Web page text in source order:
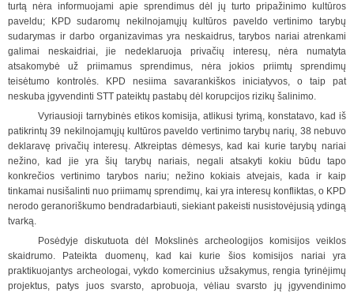
turtą nėra informuojami apie sprendimus dėl jų turto pripažinimo kultūros
paveldu; KPD sudaromų nekilnojamųjų kultūros paveldo vertinimo tarybų
sudarymas ir darbo organizavimas yra neskaidrus, tarybos nariai atrenkami
galimai neskaidriai, jie nedeklaruoja privačių interesų, nėra numatyta
atsakomybė už priimamus sprendimus, nėra jokios priimtų sprendimų
teisėtumo kontrolės. KPD nesiima savarankiškos iniciatyvos, o taip pat
neskuba įgyvendinti STT pateiktų pastabų dėl korupcijos rizikų šalinimo.
Vyriausioji tarnybinės etikos komisija, atlikusi tyrimą, konstatavo, kad iš
patikrintų 39 nekilnojamųjų kultūros paveldo vertinimo tarybų narių, 38 nebuvo
deklaravę privačių interesų. Atkreiptas dėmesys, kad kai kurie tarybų nariai
nežino, kad jie yra šių tarybų nariais, negali atsakyti kokiu būdu tapo
konkrečios vertinimo tarybos nariu; nežino kokiais atvejais, kada ir kaip
tinkamai nusišalinti nuo priimamų sprendimų, kai yra interesų konfliktas, o KPD
nerodo geranoriškumo bendradarbiauti, siekiant pakeisti nusistovėjusią ydingą
tvarką.
Posėdyje diskutuota dėl Mokslinės archeologijos komisijos veiklos
skaidrumo. Pateikta duomenų, kad kai kurie šios komisijos nariai yra
praktikuojantys archeologai, vykdo komercinius užsakymus, rengia tyrinėjimų
projektus, patys juos svarsto, aprobuoja, vėliau svarsto jų įgyvendinimo